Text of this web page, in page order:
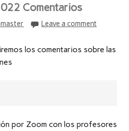
Comentarios
Leave a comment
los comentarios sobre las
por Zoom con los profesores